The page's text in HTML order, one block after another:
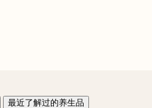
最近了解过的养生品